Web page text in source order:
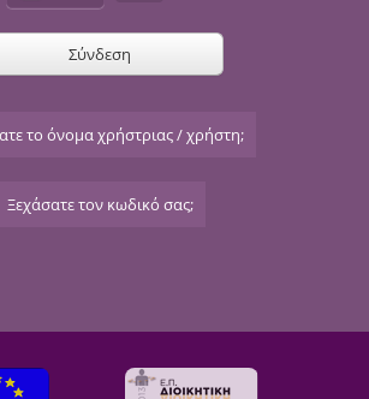
Σύνδεση
το όνομα χρήστριας / χρήστη;
Ξεχάσατε τον κωδικό σας;